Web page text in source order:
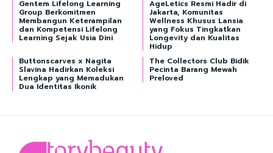
Gentem Lifelong Learning
Group Berkomitmen
Membangun Keterampilan
dan Kompetensi Lifelong
Learning Sejak Usia Dini
AgeLetics Resmi Hadir di
Jakarta, Komunitas
Wellness Khusus Lansia
yang Fokus Tingkatkan
Longevity dan Kualitas
Hidup
Buttonscarves x Nagita
Slavina Hadirkan Koleksi
Lengkap yang Memadukan
Dua Identitas Ikonik
The Collectors Club Bidik
Pecinta Barang Mewah
Preloved